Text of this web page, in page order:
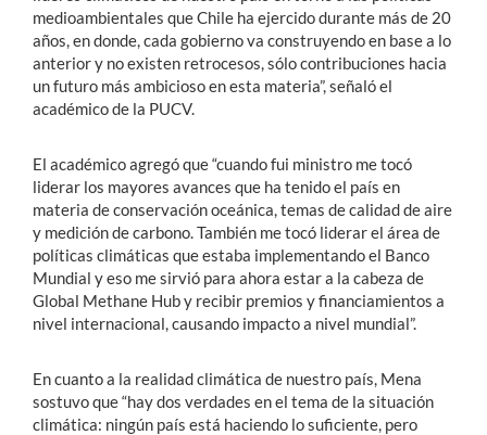
medioambientales que Chile ha ejercido durante más de 20
años, en donde, cada gobierno va construyendo en base a lo
anterior y no existen retrocesos, sólo contribuciones hacia
un futuro más ambicioso en esta materia”, señaló el
académico de la PUCV.
El académico agregó que “cuando fui ministro me tocó
liderar los mayores avances que ha tenido el país en
materia de conservación oceánica, temas de calidad de aire
y medición de carbono. También me tocó liderar el área de
políticas climáticas que estaba implementando el Banco
Mundial y eso me sirvió para ahora estar a la cabeza de
Global Methane Hub y recibir premios y financiamientos a
nivel internacional, causando impacto a nivel mundial”.
En cuanto a la realidad climática de nuestro país, Mena
sostuvo que “hay dos verdades en el tema de la situación
climática: ningún país está haciendo lo suficiente, pero